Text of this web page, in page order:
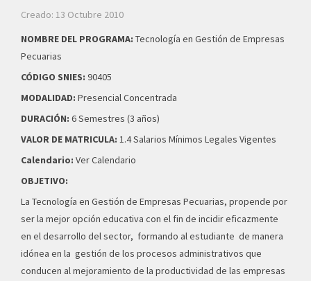
Creado: 13 Octubre 2010
NOMBRE DEL PROGRAMA: Tecnología en Gestión de Empresas
Pecuarias
CÓDIGO SNIES: 90405
MODALIDAD: Presencial Concentrada
DURACIÓN: 6 Semestres (3 años)
VALOR DE MATRICULA: 1.4 Salarios Mínimos Legales Vigentes
Calendario: Ver Calendario
OBJETIVO:
La Tecnología en Gestión de Empresas Pecuarias, propende por
ser la mejor opción educativa con el fin de incidir eficazmente
en el desarrollo del sector, formando al estudiante de manera
idónea en la gestión de los procesos administrativos que
conducen al mejoramiento de la productividad de las empresas